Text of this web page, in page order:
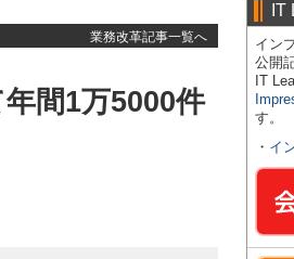
業務改革記事一覧へ
間1万5000件
IT
イン
公開
IT
す。
・ イ